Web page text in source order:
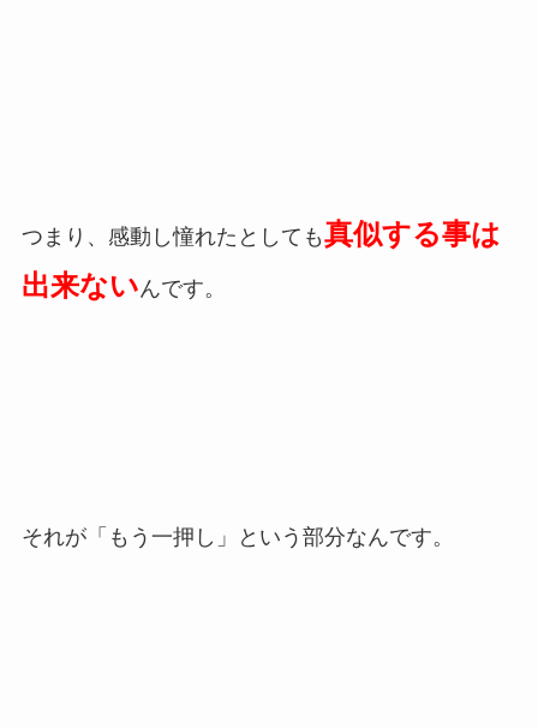
つまり、感動し憧れたとしても真似する事は
出来ないんです。
それが「もう一押し」という部分なんです。